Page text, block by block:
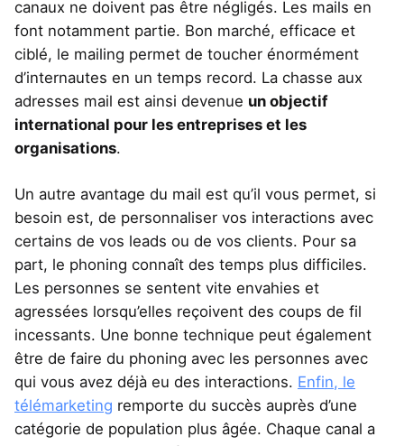
canaux ne doivent pas être négligés. Les mails en
font notamment partie. Bon marché, efficace et
ciblé, le mailing permet de toucher énormément
d’internautes en un temps record. La chasse aux
adresses mail est ainsi devenue un objectif
international pour les entreprises et les
organisations.
Un autre avantage du mail est qu’il vous permet, si
besoin est, de personnaliser vos interactions avec
certains de vos leads ou de vos clients. Pour sa
part, le phoning connaît des temps plus difficiles.
Les personnes se sentent vite envahies et
agressées lorsqu’elles reçoivent des coups de fil
incessants. Une bonne technique peut également
être de faire du phoning avec les personnes avec
qui vous avez déjà eu des interactions. Enfin, le
télémarketing remporte du succès auprès d’une
catégorie de population plus âgée. Chaque canal a